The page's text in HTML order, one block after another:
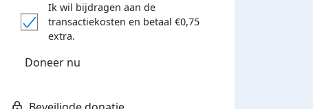
Ik wil bijdragen aan de
transactiekosten en betaal €0,75
extra.
Doneer nu